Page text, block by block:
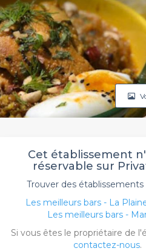
Cet établissement
réservable sur
Trouver des établissements
Les meilleurs bars - La
Les meilleurs bars -
Si vous êtes le propriétaire de
contactez-nous.